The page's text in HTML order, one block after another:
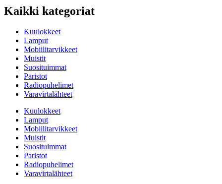
Kaikki kategoriat
Kuulokkeet
Lamput
Mobiilitarvikkeet
Muistit
Suosituimmat
Paristot
Radiopuhelimet
Varavirtalähteet
Kuulokkeet
Lamput
Mobiilitarvikkeet
Muistit
Suosituimmat
Paristot
Radiopuhelimet
Varavirtalähteet